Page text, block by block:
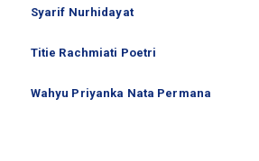
Syarif Nurhidayat
Titie Rachmiati Poetri
Wahyu Priyanka Nata Permana